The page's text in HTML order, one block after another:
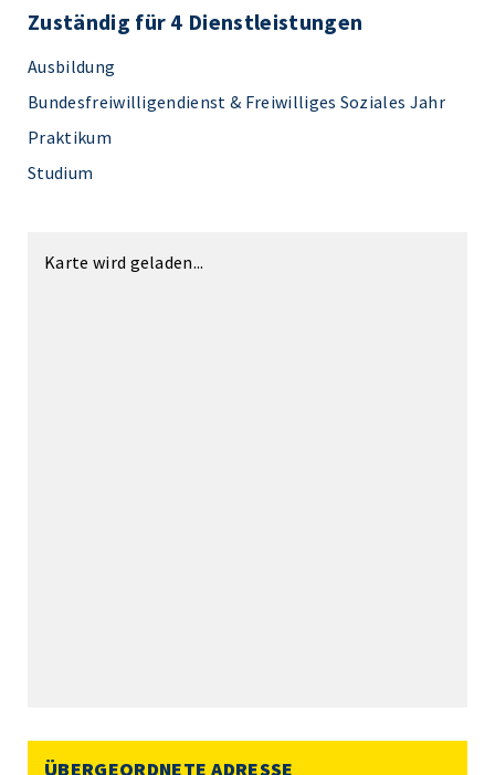
Zuständig für 4 Dienstleistungen
Ausbildung
Bundesfreiwilligendienst & Freiwilliges Soziales Jahr
Praktikum
Studium
Karte wird geladen...
ÜBERGEORDNETE ADRESSE